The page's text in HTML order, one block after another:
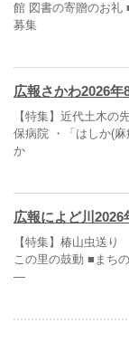
館 図書の寄贈のお礼
募集
広報さかわ2026年
【特集】近代土木の
保病院 ・「はしか(
か
広報によど川2026
【特集】椿山虫送
この里の鼓動 ■まち
―